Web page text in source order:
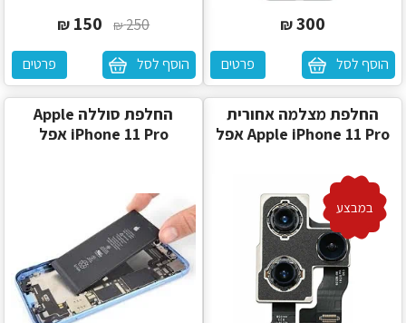
300
₪
הוסף לסל פרטים
250
₪
150
₪
הוסף לסל פרטים
‏החלפת מצלמה אחורית
Apple iPhone 11 Pro אפל
במבצע
‏החלפת סוללה Apple
iPhone 11 Pro אפל